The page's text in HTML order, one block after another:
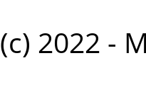
(c) 2022 -